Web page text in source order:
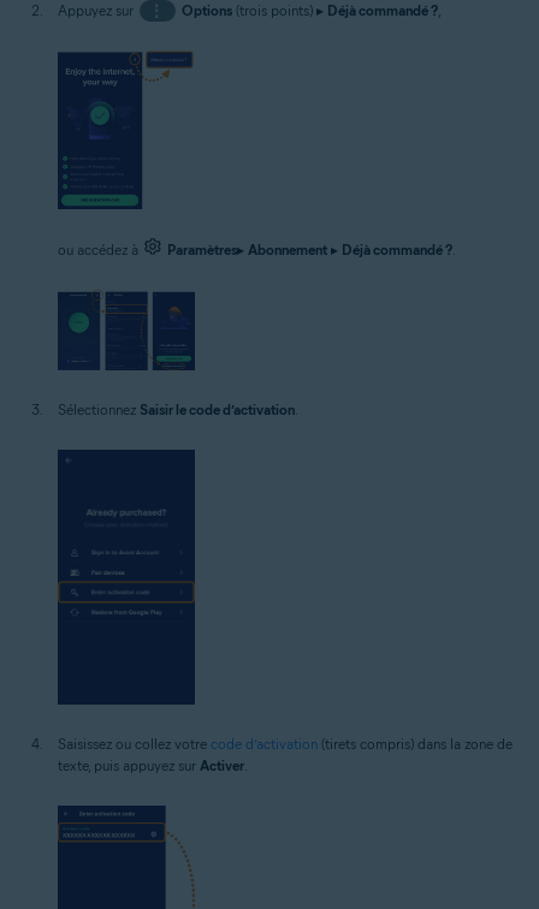
Appuyez sur ⋮ Options(trois points) ▸ Déjà commandé ?,
ou accédez à Paramètres▸ Abonnement ▸ Déjà commandé ?.
Sélectionnez Saisir le code d’activation.
Saisissez ou collez votre code d’activation (tirets compris) dans la zone de
texte, puis appuyez sur Activer